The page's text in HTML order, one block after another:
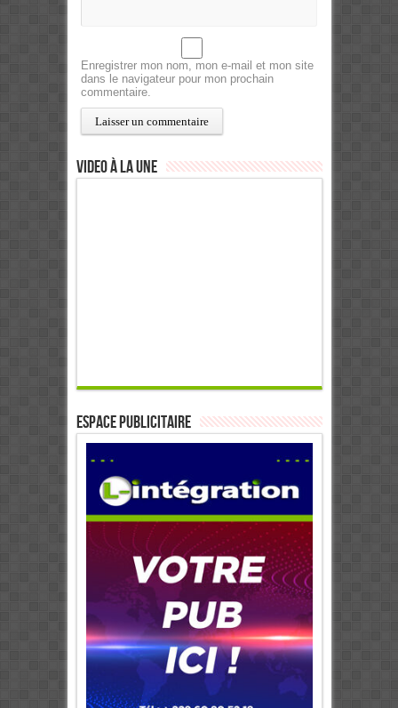
Enregistrer mon nom, mon e-mail et mon site
dans le navigateur pour mon prochain
commentaire.
Video à la Une
ESPACE PUBLICITAIRE